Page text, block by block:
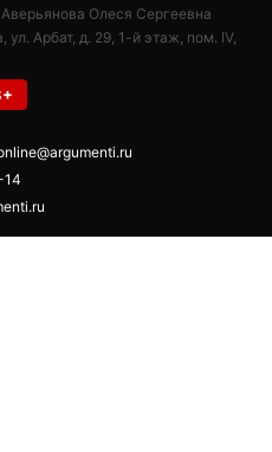
Олеся Сергеевна
Арбат, д. 29, 1-й этаж, пом. IV,
14
и видеоматериалов допускается